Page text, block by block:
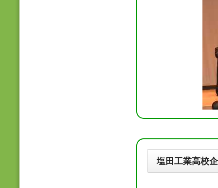
塩田工業高校